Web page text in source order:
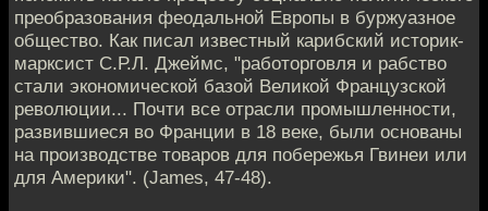
преобразования феодальной Европы в буржуазное
общество. Как писал известный карибский историк-
марксист С.Р.Л. Джеймс, "работорговля и рабство
стали экономической базой Великой Французской
революции... Почти все отрасли промышленности,
развившиеся во Франции в 18 веке, были основаны
на производстве товаров для побережья Гвинеи или
для Америки". (James, 47-48).